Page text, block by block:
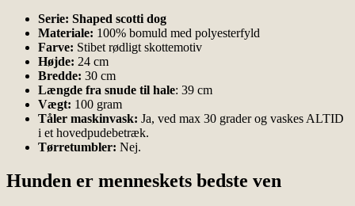
Serie: Shaped scotti dog
Materiale: 100% bomuld med polyesterfyld
Farve: Stibet rødligt skottemotiv
Højde: 24 cm
Bredde: 30 cm
Længde fra snude til hale: 39 cm
Vægt: 100 gram
Tåler maskinvask: Ja, ved max 30 grader og vaskes ALTID
i et hovedpudebetræk.
Tørretumbler: Nej.
Hunden er menneskets bedste ven